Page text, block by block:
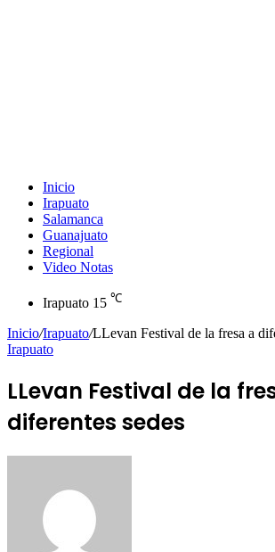
Inicio
Irapuato
Salamanca
Guanajuato
Regional
Video Notas
Irapuato 15 ℃
Inicio/Irapuato/LLevan Festival de la fresa a
Irapuato
LLevan Festival de la
diferentes sedes